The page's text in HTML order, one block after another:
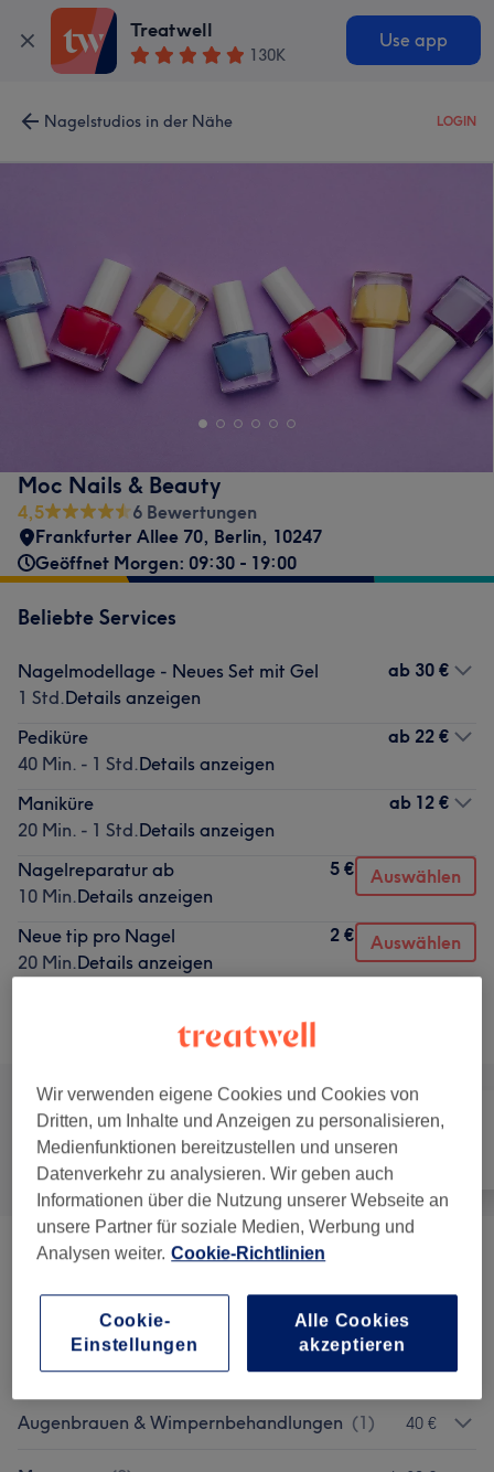
Treatwell
130K
Use app
Nagelstudios in der Nähe LOGIN
Moc Nails & Beauty
4,5
6 Bewertungen
Frankfurter Allee 70, Berlin, 10247
Geöffnet Morgen: 09:30 - 19:00
Beliebte Services
Nagelmodellage - Neues Set mit Gel
1 Std.Details anzeigen
ab 30 €
Pediküre
40 Min. - 1 Std.Details anzeigen
ab 22 €
Maniküre
20 Min. - 1 Std.Details anzeigen
ab 12 €
Nagelreparatur ab
10 Min.Details anzeigen
5 € Auswählen
Neue tip pro Nagel
20 Min.Details anzeigen
2 € Auswählen
Alle Nägel
Maniküre & Pediküre (10)
Nagelmodellage ab 30 €
Wimpernverlängerungen ) ab 60 €
Augenbrauen & Wimpernbehandlungen (1) 40 €
Wir verwenden eigene Cookies und Cookies von
Dritten, um Inhalte und Anzeigen zu personalisieren,
Medienfunktionen bereitzustellen und unseren
Datenverkehr zu analysieren. Wir geben auch
Informationen über die Nutzung unserer Webseite an
unsere Partner für soziale Medien, Werbung und
Analysen weiter. Cookie-Richtlinien
Cookie-
Einstellungen
Alle Cookies
akzeptieren